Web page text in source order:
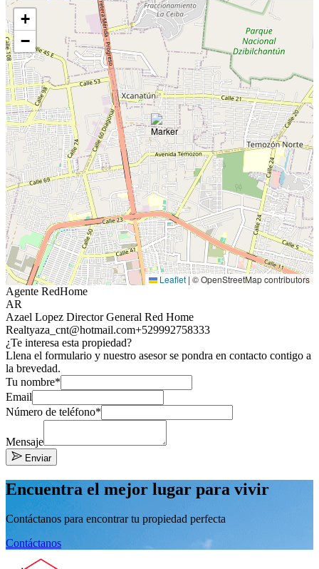
+
−
Leaflet | © OpenStreetMap contributors
Agente RedHome
AR
Azael Lopez Director General Red Home
Realtyaza_cnt@hotmail.com+529992758333
¿Te interesa esta propiedad?
Llena el formulario y nuestro asesor se pondra en contacto contigo a
la brevedad.
Tu nombre*
Email
Número de teléfono*
Mensaje
Enviar
Encuentra el mejor lugar para vivir
Contáctanos para encontrar tu propiedad perfecta
Contáctanos